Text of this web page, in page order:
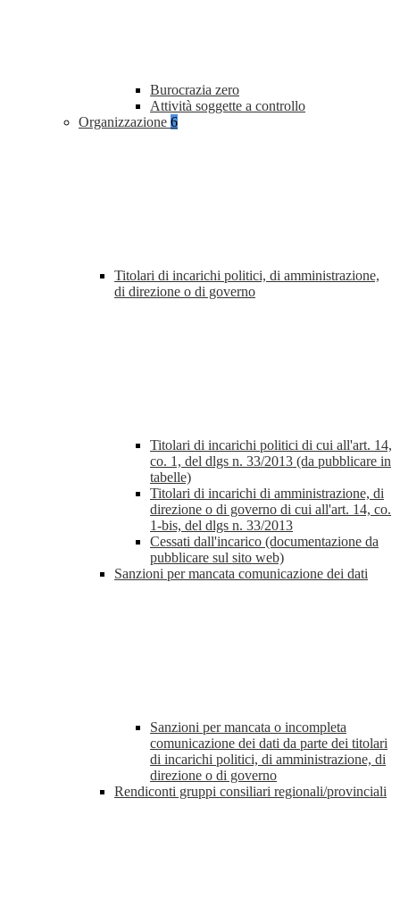
Burocrazia zero
Attività soggette a controllo
Organizzazione 6
Titolari di incarichi politici, di amministrazione,
di direzione o di governo
Titolari di incarichi politici di cui all'art. 14,
co. 1, del dlgs n. 33/2013 (da pubblicare in
tabelle)
Titolari di incarichi di amministrazione, di
direzione o di governo di cui all'art. 14, co.
1-bis, del dlgs n. 33/2013
Cessati dall'incarico (documentazione da
pubblicare sul sito web)
Sanzioni per mancata comunicazione dei dati
Sanzioni per mancata o incompleta
comunicazione dei dati da parte dei titolari
di incarichi politici, di amministrazione, di
direzione o di governo
Rendiconti gruppi consiliari regionali/provinciali